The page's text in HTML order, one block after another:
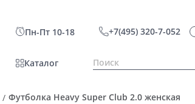
Пн-Пт 10-18 +7(495) 320-7-052
Каталог
/ Футболка Heavy Super Club 2.0 женская